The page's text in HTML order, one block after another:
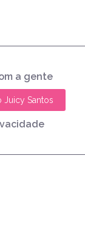
a gente
Juicy Santos